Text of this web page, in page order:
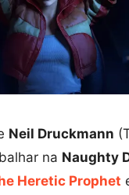
Neil Druckmann
na Naughty
Heretic Prophet